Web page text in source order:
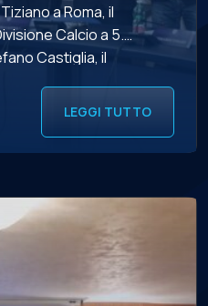
a Roma, il
Calcio a 5.
Castiglia, il
i Consiglieri Ugo
LEGGI TUTTO